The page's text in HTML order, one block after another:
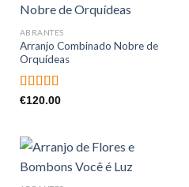
ABRANTES
Arranjo Combinado Nobre de
Orquídeas
Avaliação
€120.00